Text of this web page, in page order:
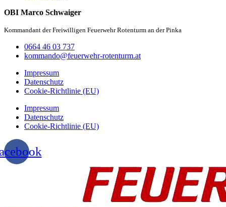
OBI Marco Schwaiger
Kommandant der Freiwilligen Feuerwehr Rotenturm an der Pinka
0664 46 03 737
kommando@feuerwehr-rotenturm.at
Impressum
Datenschutz
Cookie-Richtlinie (EU)
Impressum
Datenschutz
Cookie-Richtlinie (EU)